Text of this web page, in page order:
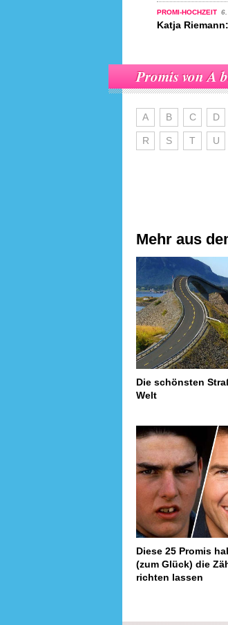
PROMI-HOCHZEIT
Katja
Promis von A
A B C D
R S T U
Mehr aus
Die schönsten
Welt
Diese 25 Promis
(zum Glück) die
richten lassen